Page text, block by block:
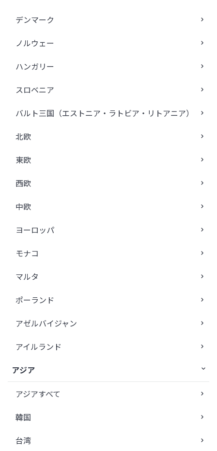
デンマーク
ノルウェー
ハンガリー
スロベニア
バルト三国（エストニア・ラトビア・リトアニア）
北欧
東欧
西欧
中欧
ヨーロッパ
モナコ
マルタ
ポーランド
アゼルバイジャン
アイルランド
アジア
アジアすべて
韓国
台湾